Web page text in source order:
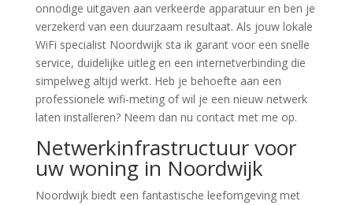
onnodige uitgaven aan verkeerde apparatuur en ben je
verzekerd van een duurzaam resultaat. Als jouw lokale
WiFi specialist Noordwijk sta ik garant voor een snelle
service, duidelijke uitleg en een internetverbinding die
simpelweg altijd werkt. Heb je behoefte aan een
professionele wifi-meting of wil je een nieuw netwerk
laten installeren? Neem dan nu contact met me op.
Netwerkinfrastructuur voor
uw woning in Noordwijk
Noordwijk biedt een fantastische leefomgeving met